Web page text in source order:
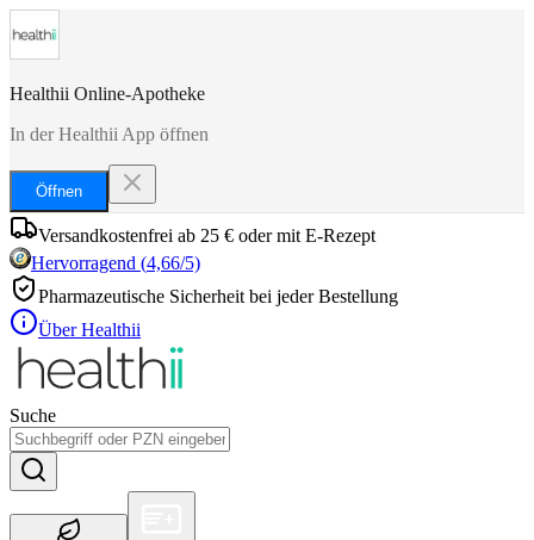
Healthii Online-Apotheke
In der Healthii App öffnen
Öffnen
Versandkostenfrei ab 25 € oder mit E-Rezept
Hervorragend (4,66/5)
Pharmazeutische Sicherheit bei jeder Bestellung
Über Healthii
Suche